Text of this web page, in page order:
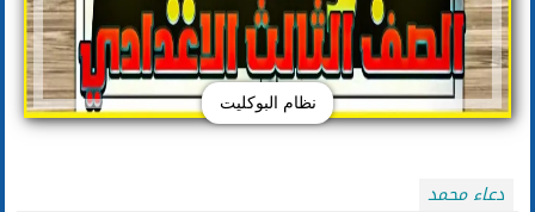
نظام البوكليت
دعاء محمد